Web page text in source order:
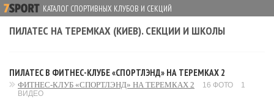
КАТАЛОГ СПОРТИВНЫХ КЛУБОВ И СЕКЦИЙ
ПИЛАТЕС НА ТЕРЕМКАХ (КИЕВ). СЕКЦИИ И ШКОЛЫ
ПИЛАТЕС В ФИТНЕС-КЛУБЕ «СПОРТЛЭНД» НА ТЕРЕМКАХ 2
ФИТНЕС-КЛУБ «СПОРТЛЭНД» НА ТЕРЕМКАХ 2 16 ФОТО
1
ВИДЕО